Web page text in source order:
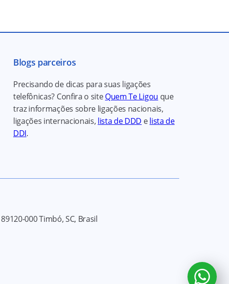
Blogs parceiros
Precisando de dicas para suas ligações
telefônicas? Confira o siteQuem Te Ligou que
traz informações sobre ligações nacionais,
ligações internacionais, lista de DDD elista de
DDI.
89120-000Timbó, SC, Brasil